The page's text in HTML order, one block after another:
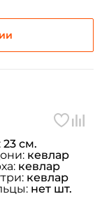
23 см.
кевлар
кевлар
кевлар
нет шт.